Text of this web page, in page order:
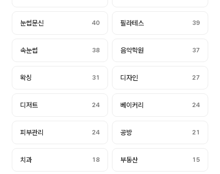
눈썹문신 40 필라테스 39
속눈썹 38 음악학원 37
왁싱 31 디자인 27
디저트 24 베이커리 24
피부관리 24 공방 21
치과 18 부동산 15